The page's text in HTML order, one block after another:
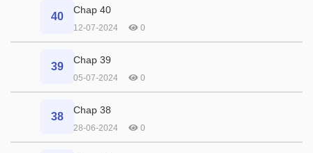
40
Chap 40
12-07-2024 0
39
Chap 39
05-07-2024 0
38
Chap 38
28-06-2024 0